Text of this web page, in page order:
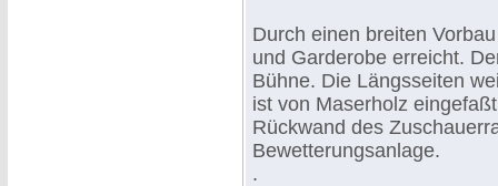
Durch einen breiten
und Garderobe erreicht.
Bühne. Die Längsseiten
ist von Maserholz
Rückwand des
Bewetterungsanlage.
.